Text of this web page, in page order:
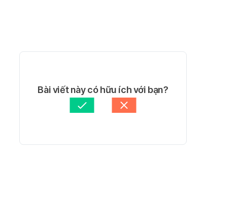
Bài viết này có hữu ích với bạn?